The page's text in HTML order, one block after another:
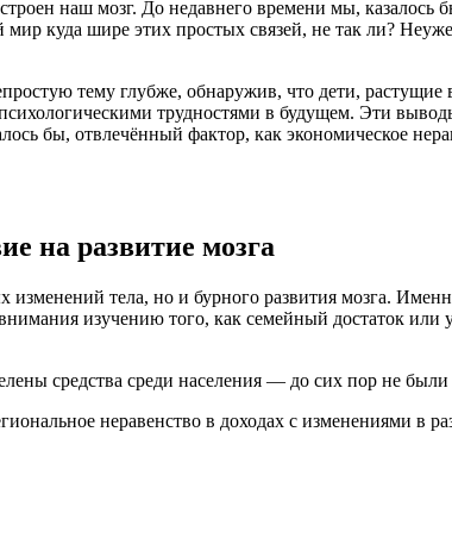
наш мозг. До недавнего времени мы, казалось
куда шире этих простых связей, не так ли?
тему глубже, обнаружив, что дети,
трудностями в будущем. Эти
бы, отвлечённый фактор, как экономическое
на развитие мозга
тела, но и бурного развития мозга.
изучению того, как семейный достаток или
средства среди населения — до сих пор не
неравенство в доходах с изменениями в